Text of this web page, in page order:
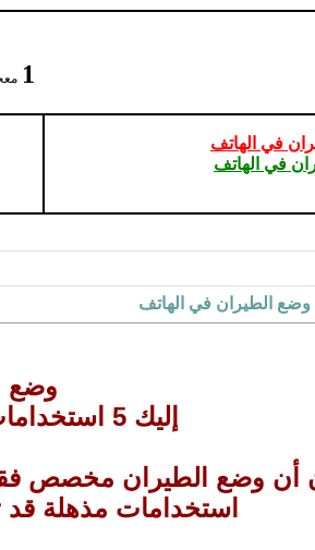
1
في الهاتف
في الهاتف
وضع الطيران في الهاتف
وضع
إليك 5 استخدامات ذكية ستغيّر نظرتك لهاتفك المحمول
أن وضع الطيران مخصص
استخدامات مذهلة قد